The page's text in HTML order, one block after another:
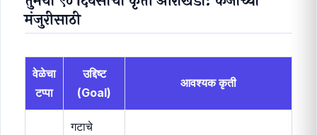
मंजुरीसाठी
वेळेचा
टप्पा
उद्दिष्ट
(Goal)
आवश्यक कृती
गटाचे